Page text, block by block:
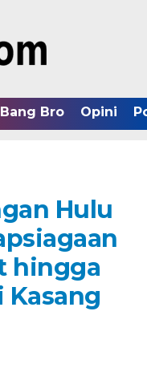
Bang Bro Opini
Hulu
hingga
Kasang